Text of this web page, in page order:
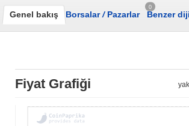
Genel bakış Borsalar/Pazarlar
0
Benzer
Fiyat Grafiği